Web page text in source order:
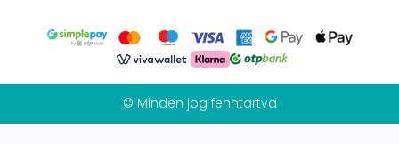
© Minden jog fenntartva